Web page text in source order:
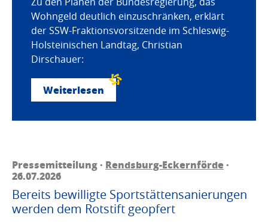
Wohngeld deutlich einzuschränken, erklärt
der SSW-Fraktionsvorsitzende im Schleswig-
Holsteinischen Landtag, Christian
Dirschauer:
Weiterlesen
Pressemitteilung · Rendsburg-Eckernförde·
26.07.2026
Bereits bewilligte Sportstättensanierungen
werden dem Rotstift geopfert